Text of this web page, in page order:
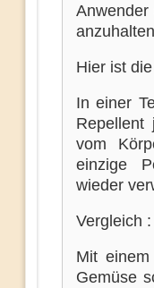
Hier ist
In einer
Repellent
vom
einzige
wieder
Vergleich :
Mit
Gemüse